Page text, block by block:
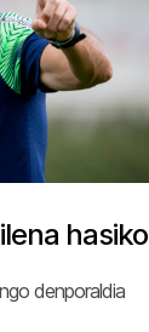
hasiko
denporaldia